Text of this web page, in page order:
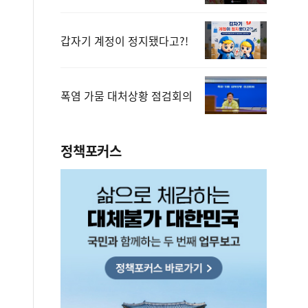
갑자기 계정이 정지됐다고?!
폭염 가뭄 대처상황 점검회의
정책포커스